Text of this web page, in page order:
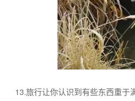
13.旅行让你认识到有些东西重